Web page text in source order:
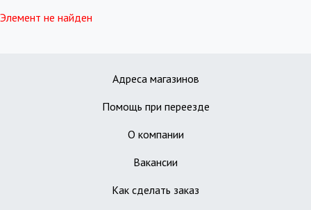
Элемент не найден
Адреса магазинов
Помощь при переезде
О компании
Вакансии
Как сделать заказ